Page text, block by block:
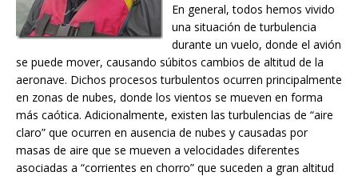
En general, todos hemos vivido
una situación de turbulencia
durante un vuelo, donde el avión
se puede mover, causando súbitos cambios de altitud de la
aeronave. Dichos procesos turbulentos ocurren principalmente
en zonas de nubes, donde los vientos se mueven en forma
más caótica. Adicionalmente, existen las turbulencias de “aire
claro” que ocurren en ausencia de nubes y causadas por
masas de aire que se mueven a velocidades diferentes
asociadas a “corrientes en chorro” que suceden a gran altitud